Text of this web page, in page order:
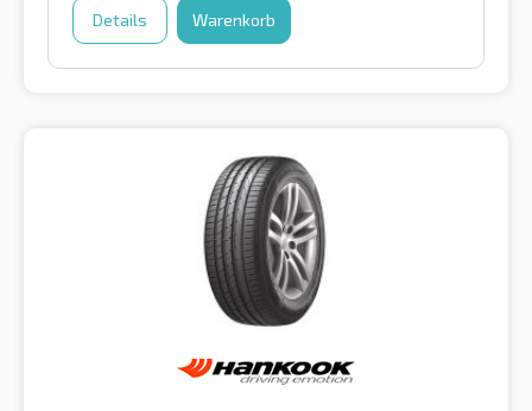
Details Warenkorb